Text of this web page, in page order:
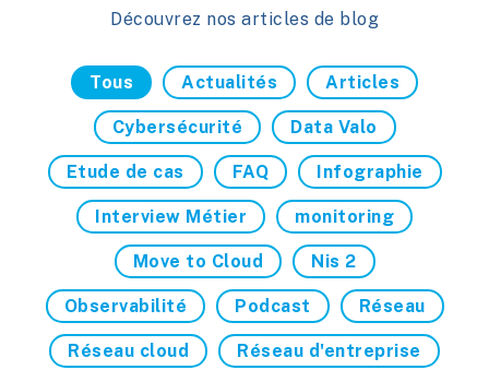
Découvrez nos articles de blog
Tous Actualités Articles
Cybersécurité Data Valo
Etude de cas FAQ Infographie
Interview Métier monitoring
Move to Cloud Nis 2
Observabilité Podcast Réseau
Réseau cloud Réseau d'entreprise